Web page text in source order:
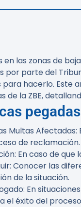
en las zonas de
por parte del
para hacerlo.
de la ZBE,
Multas Afectadas:
de reclamación.
: En caso de
: Conocer las
de la situación.
: En
el éxito del